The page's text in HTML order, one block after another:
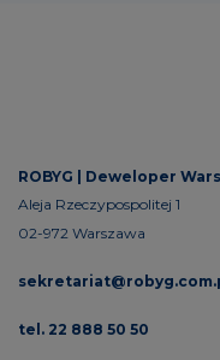
ROBYG | Deweloper
Aleja Rzeczypospolitej 1
02-972 Warszawa
tel. 22 888 50 50